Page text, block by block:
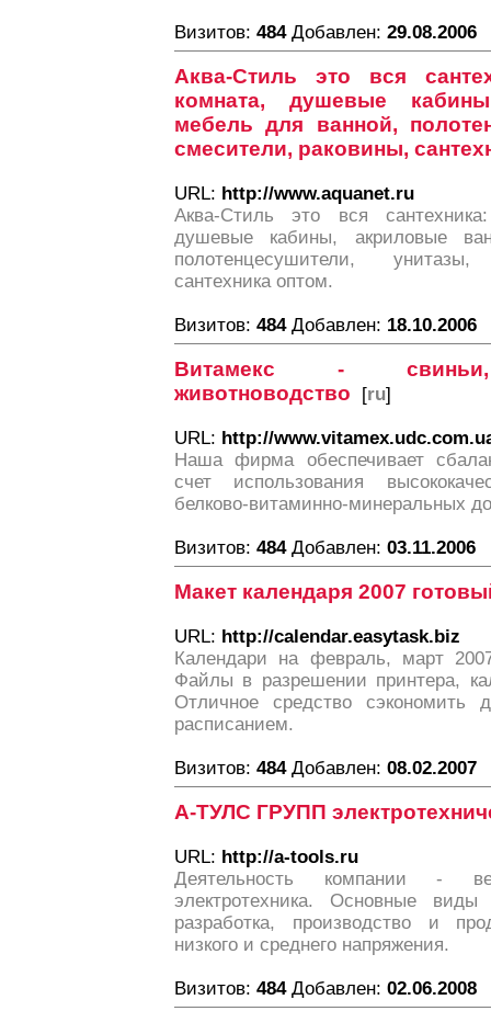
Визитов: 484Добавлен: 29.08.2006
Аква-Стиль это вся
комната, душевые
мебель для ванной,
смесители, раковины,
URL: http://www.aquanet.ru
Аква-Стиль это вся
душевые кабины, акриловые
полотенцесушители,
cантехника оптом.
Визитов: 484Добавлен: 18.10.2006
Витамекс - свиньи,
животноводство [ru]
URL: http://
Наша фирма обеспечивает
счет использования
белково-витаминно-минеральных
Визитов: 484Добавлен: 03.11.2006
Макет календаря 2007
URL: http://calendar.easytask.biz
Календари на февраль, март
Файлы в разрешении принтера,
Отличное средство сэкономить
расписанием.
Визитов: 484Добавлен: 08.02.2007
А-ТУЛС ГРУПП
URL: http://a-tools.ru
Деятельность компании -
электротехника. Основные
разработка, производство и
низкого и среднего напряжения.
Визитов: 484Добавлен: 02.06.2008